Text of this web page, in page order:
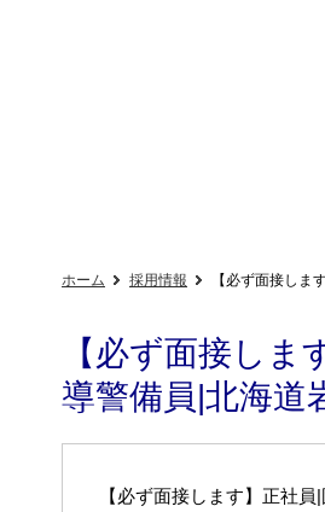
ホーム 採用情報 【必ず面接しま
【必ず面接し
導警備員|北海道
【必ず面接します】正社